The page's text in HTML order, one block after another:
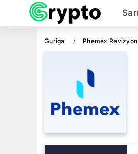
Guriga Phemex Revizyon